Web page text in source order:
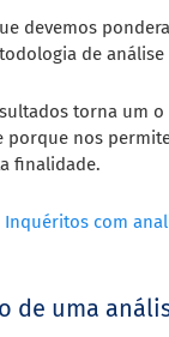
devemos
de
torna um
porque nos
finalidade.
Inquéritos com
de uma